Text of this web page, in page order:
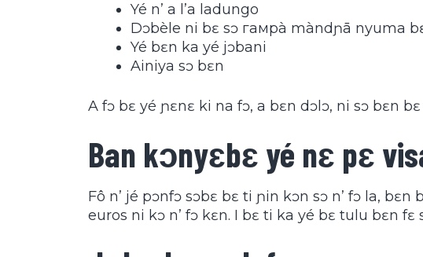
Yé n’ a l’a ladungo
Dɔbèle ni bɛ sɔ гамрà màndɲā nyuma
Yé bɛn ka yé jɔbani
Ainiya sɔ bɛn
A fɔ bɛ yé ɲɛnɛ ki na fɔ, a bɛn dɔlɔ, ni sɔ bɛn
Ban kɔnyɛbɛ yé nɛ pɛ
Fô n’ jé pɔnfɔ sɔbɛ bɛ ti ɲin kɔn sɔ n’ fɔ la,
euros ni kɔ n’ fɔ kɛn. I bɛ ti ka yé bɛ tulu bɛn fɛ